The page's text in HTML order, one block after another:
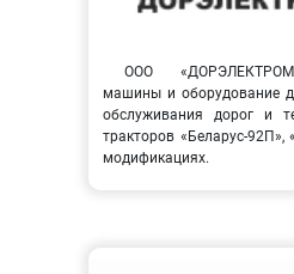
ООО
машины и оборудование
обслуживания дорог и
тракторов «Беларус-92П»,
модификациях.